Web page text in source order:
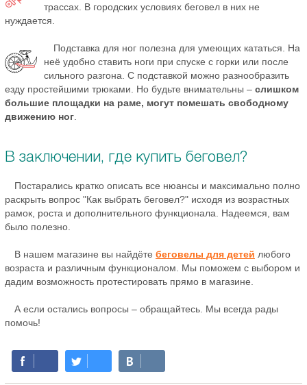
трассах. В городских условиях беговел в них не
нуждается.
Подставка для ног полезна для умеющих кататься. На
неё удобно ставить ноги при спуске с горки или после
сильного разгона. С подставкой можно разнообразить
езду простейшими трюками. Но будьте внимательны – слишком
большие площадки на раме, могут помешать свободному
движению ног
В заключении, где купить беговел?
Постарались кратко описать все нюансы и максимально полно
раскрыть вопрос "Как выбрать беговел?" исходя из возрастных
рамок, роста и дополнительного функционала. Надеемся, вам
было полезно.
В нашем магазине вы найдёте беговелы для детей любого
возраста и различным функционалом. Мы поможем с выбором и
дадим возможность протестировать прямо в магазине.
А если остались вопросы – обращайтесь. Мы всегда рады
помочь!